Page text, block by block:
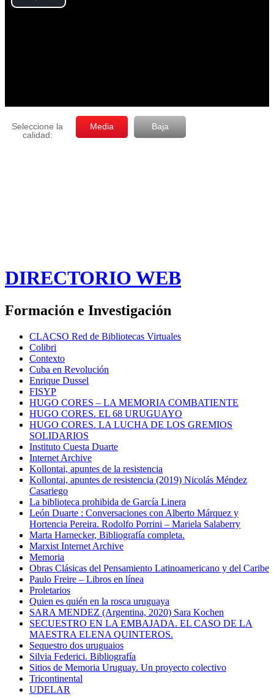
DIRECTORIO WEB
Formación e Investigación
CLACSO Red de Bibliotecas Virtuales
Colibri
Contexto
Cuba en Revolución
Enrique Dussel
FISYP
HUGO CORES – LA MEMORIA COMBATIENTE
HUGO CORES. EL 68 URUGUAYO
HUGO CORES. LA LUCHA DE LOS GREMIOS
SOLIDARIOS
Instituto Cuesta Duarte
Internet Archive
Kollontai, apuntes de la resistencia
Kollontai, apuntes de resistencia (2019) Nicolás Méndez
Casariego
La biblioteca prohibida de García Linera
León Duarte : Conversaciones con Alberto Márquez y
Hortencia Pereira. Rodolfo Porrini – Mariela Salaberry
Marta Harnecker, Bibliografía completa.
Marxist Internet Archive
Memoria
Obras Clásicas del Pensamiento Latinoamericano y del Caribe
Paulo Freire – Libros en línea
Proletarios
Quien es quién en la rosca uruguaya
SARA MENDEZ (Argentina, 2020) Sara Kochen
SECUESTRO EN LA EMBAJADA. EL CASO DE LA
MAESTRA ELENA QUINTEROS.
Sequestro dos uruguaios
Silvia Federici. Bibliografía
Sitios de Memoria Uruguay. Un proyecto colectivo
Tricontinental
UDELAR